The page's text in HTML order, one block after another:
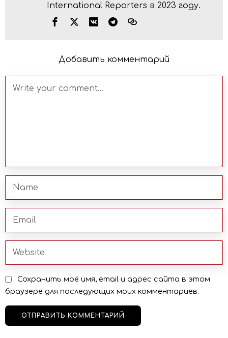
International Reporters в 2023 году.
Добавить комментарий
Сохранить моё имя, email и адрес сайта в этом
браузере для последующих моих комментариев.